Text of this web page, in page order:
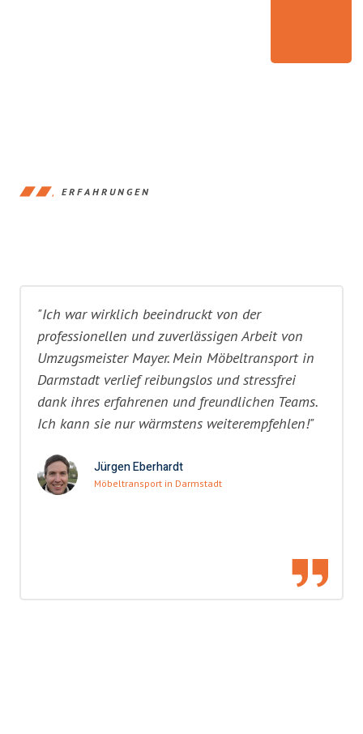
ERFAHRUNGEN
"Ich war wirklich beeindruckt von der
professionellen und zuverlässigen Arbeit von
Umzugsmeister Mayer. Mein Möbeltransport in
Darmstadt verlief reibungslos und stressfrei
dank ihres erfahrenen und freundlichen Teams.
Ich kann sie nur wärmstens weiterempfehlen!"
Jürgen Eberhardt
Möbeltransport in Darmstadt